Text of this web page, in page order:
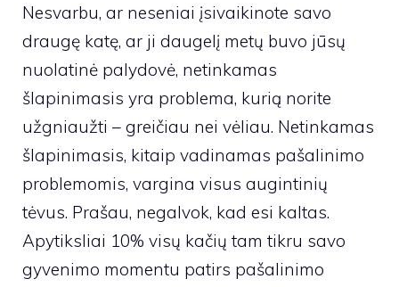
Nesvarbu, ar neseniai įsivaikinote savo
draugę katę, ar ji daugelį metų buvo jūsų
nuolatinė palydovė, netinkamas
šlapinimasis yra problema, kurią norite
užgniaužti – greičiau nei vėliau. Netinkamas
šlapinimasis, kitaip vadinamas pašalinimo
problemomis, vargina visus augintinių
tėvus. Prašau, negalvok, kad esi kaltas.
Apytiksliai 10% visų kačių tam tikru savo
gyvenimo momentu patirs pašalinimo